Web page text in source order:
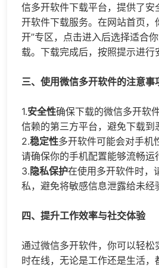
信多开软件下载平台，提供了安
开软件下载服务。在网站首页，
开”专区，点击进入后选择适合
载。下载完成后，按照提示进行
三、使用微信多开软件的注意事
1.安全性确保下载的微信多开软
信赖的第三方平台，避免下载到
2.稳定性多开软件可能会对手机
请确保你的手机配置能够流畅运
3.隐私保护在使用多开软件时，
私，避免将敏感信息泄露给未经
四、提升工作效率与社交体验
通过微信多开软件，你可以轻松
时在线，无论是工作还是生活，